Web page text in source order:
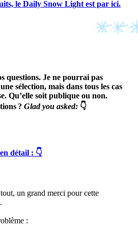
le Daily Snow Light est par ici.
questions. Je ne pourrai pas
sélection, mais dans tous les cas
Qu’elle soit publique ou non.
? Glad you asked: 👇
détail : 👇
un grand merci pour cette
: